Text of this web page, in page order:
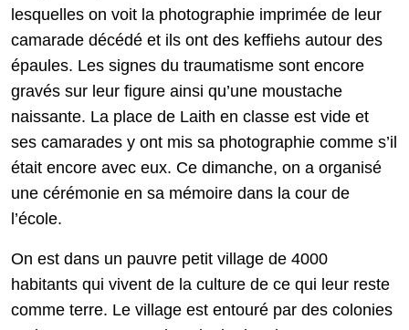
lesquelles on voit la photographie imprimée de leur
camarade décédé et ils ont des keffiehs autour des
épaules. Les signes du traumatisme sont encore
gravés sur leur figure ainsi qu’une moustache
naissante. La place de Laith en classe est vide et
ses camarades y ont mis sa photographie comme s’il
était encore avec eux. Ce dimanche, on a organisé
une cérémonie en sa mémoire dans la cour de
l’école.
On est dans un pauvre petit village de 4000
habitants qui vivent de la culture de ce qui leur reste
comme terre. Le village est entouré par des colonies